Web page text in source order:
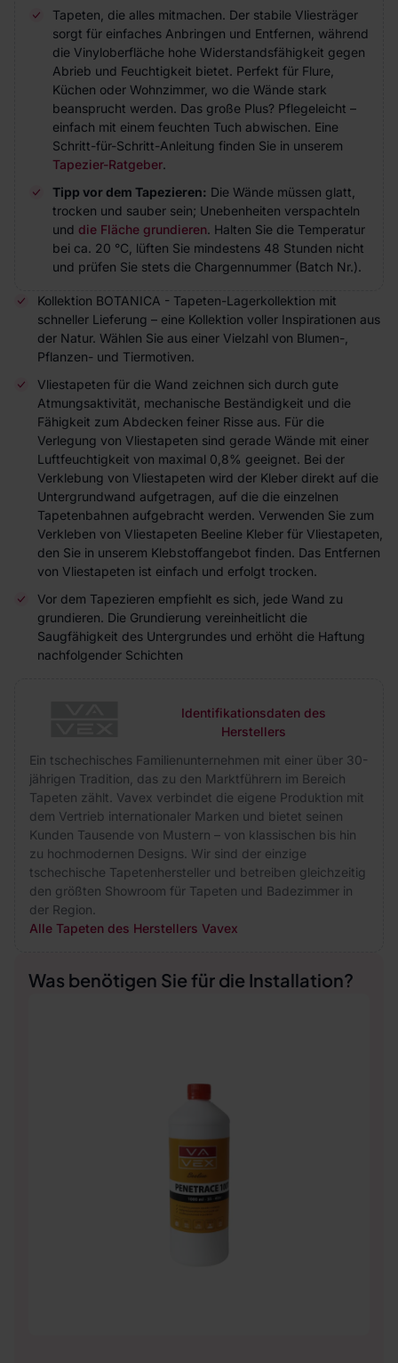
Tapeten, die alles mitmachen. Der stabile Vliesträger
sorgt für einfaches Anbringen und Entfernen, während
die Vinyloberfläche hohe Widerstandsfähigkeit gegen
Abrieb und Feuchtigkeit bietet. Perfekt für Flure,
Küchen oder Wohnzimmer, wo die Wände stark
beansprucht werden. Das große Plus? Pflegeleicht –
einfach mit einem feuchten Tuch abwischen. Eine
Schritt-für-Schritt-Anleitung finden Sie in unserem
Tapezier-Ratgeber.
Tipp vor dem Tapezieren: Die Wände müssen glatt,
trocken und sauber sein; Unebenheiten verspachteln
und die Fläche grundieren. Halten Sie die Temperatur
bei ca. 20 °C, lüften Sie mindestens 48 Stunden nicht
und prüfen Sie stets die Chargennummer (Batch Nr.).
Kollektion BOTANICA - Tapeten-Lagerkollektion mit
schneller Lieferung – eine Kollektion voller Inspirationen aus
der Natur. Wählen Sie aus einer Vielzahl von Blumen-,
Pflanzen- und Tiermotiven.
Vliestapeten für die Wand zeichnen sich durch gute
Atmungsaktivität, mechanische Beständigkeit und die
Fähigkeit zum Abdecken feiner Risse aus. Für die
Verlegung von Vliestapeten sind gerade Wände mit einer
Luftfeuchtigkeit von maximal 0,8% geeignet. Bei der
Verklebung von Vliestapeten wird der Kleber direkt auf die
Untergrundwand aufgetragen, auf die die einzelnen
Tapetenbahnen aufgebracht werden. Verwenden Sie zum
Verkleben von Vliestapeten Beeline Kleber für Vliestapeten,
den Sie in unserem Klebstoffangebot finden. Das Entfernen
von Vliestapeten ist einfach und erfolgt trocken.
Vor dem Tapezieren empfiehlt es sich, jede Wand zu
grundieren. Die Grundierung vereinheitlicht die
Saugfähigkeit des Untergrundes und erhöht die Haftung
nachfolgender Schichten
Identifikationsdaten des
Herstellers
Ein tschechisches Familienunternehmen mit einer über 30-
jährigen Tradition, das zu den Marktführern im Bereich
Tapeten zählt. Vavex verbindet die eigene Produktion mit
dem Vertrieb internationaler Marken und bietet seinen
Kunden Tausende von Mustern – von klassischen bis hin
zu hochmodernen Designs. Wir sind der einzige
tschechische Tapetenhersteller und betreiben gleichzeitig
den größten Showroom für Tapeten und Badezimmer in
der Region.
Alle Tapeten des Herstellers Vavex
Was benötigen Sie für die Installation?